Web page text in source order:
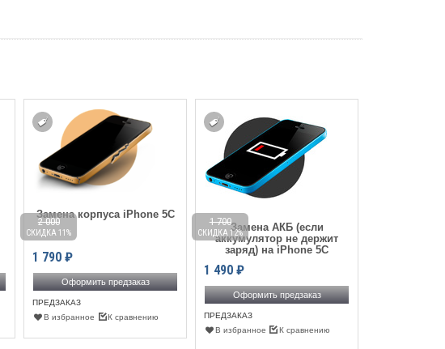
Замена корпуса iPhone 5C
1 790 ₽
2 000
СКИДКА 11%
Оформить предзаказ
ПРЕДЗАКАЗ
В избранное
К сравнению
Замена АКБ (если
аккумулятор не держит
заряд) на iPhone 5C
1 490 ₽
1 700
СКИДКА 12%
Оформить предзаказ
ПРЕДЗАКАЗ
В избранное
К сравнению